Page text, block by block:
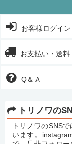
お客様ログイン
お支払い・送料
Q＆Ａ
トリノワの
トリノワのSNS
います。